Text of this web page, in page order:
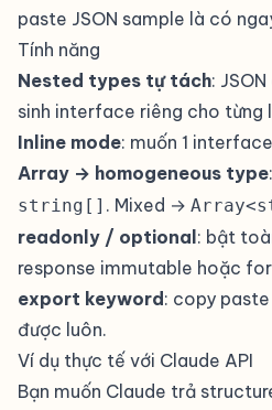
paste JSON sample là có
Tính năng
Nested types tự tách:
sinh interface riêng cho từng
Inline mode: muốn 1
Array → homogeneous type:
string[] . Mixed →
readonly / optional : bật
response immutable hoặc
export keyword : copy
được luôn.
Ví dụ thực tế với Claude API
Bạn muốn Claude trả